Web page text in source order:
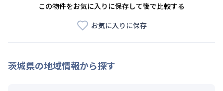
この物件をお気に入りに保存して後で比較する
お気に入りに保存
茨城県の地域情報から探す